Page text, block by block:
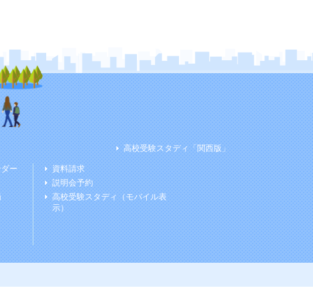
高校受験スタディ「関西版」
ー
資料請求
説明会予約
高校受験スタディ（モバイル表
示）